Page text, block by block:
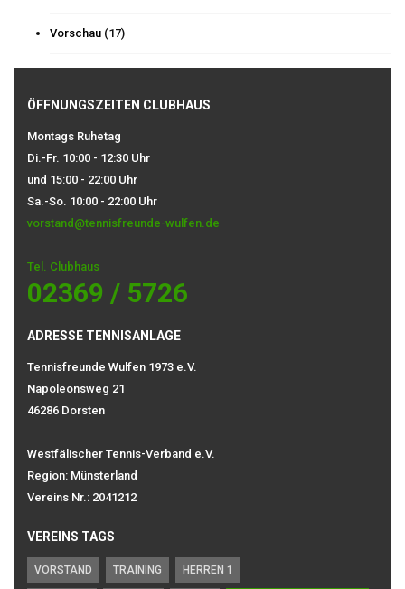
Vorschau (17)
ÖFFNUNGSZEITEN CLUBHAUS
Montags Ruhetag
Di.-Fr. 10:00 - 12:30 Uhr
und 15:00 - 22:00 Uhr
Sa.-So. 10:00 - 22:00 Uhr
vorstand@tennisfreunde-wulfen.de
Tel. Clubhaus
02369 / 5726
ADRESSE TENNISANLAGE
Tennisfreunde Wulfen 1973 e.V.
Napoleonsweg 21
46286 Dorsten
Westfälischer Tennis-Verband e.V.
Region: Münsterland
Vereins Nr.: 2041212
VEREINS TAGS
VORSTAND TRAINING HERREN 1